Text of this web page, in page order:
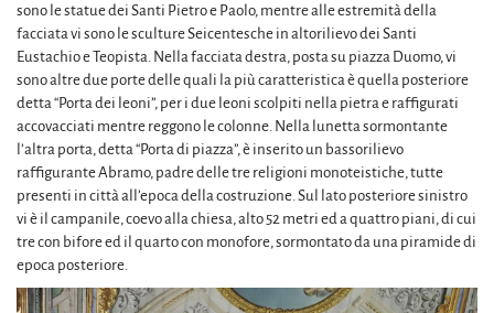
sono le statue dei Santi Pietro e Paolo, mentre alle estremità della
facciata vi sono le sculture Seicentesche in altorilievo dei Santi
Eustachio e Teopista. Nella facciata destra, posta su piazza Duomo, vi
sono altre due porte delle quali la più caratteristica è quella posteriore
detta “Porta dei leoni”, per i due leoni scolpiti nella pietra e raffigurati
accovacciati mentre reggono le colonne. Nella lunetta sormontante
l’altra porta, detta “Porta di piazza”, è inserito un bassorilievo
raffigurante Abramo, padre delle tre religioni monoteistiche, tutte
presenti in città all’epoca della costruzione. Sul lato posteriore sinistro
vi è il campanile, coevo alla chiesa, alto 52 metri ed a quattro piani, di cui
tre con bifore ed il quarto con monofore, sormontato da una piramide di
epoca posteriore.